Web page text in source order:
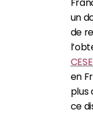
un
de
en
plus
ce